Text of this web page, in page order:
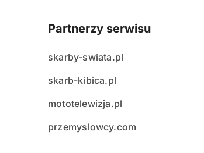
Partnerzy serwisu
skarby-swiata.pl
skarb-kibica.pl
mototelewizja.pl
przemyslowcy.com